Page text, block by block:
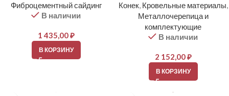
Фиброцементный сайдинг
В наличии
1 435,00₽
В КОРЗИНУ
Конек, Кровельные материалы,
Металлочерепица и
комплектующие
В наличии
2 152,00₽
В КОРЗИНУ